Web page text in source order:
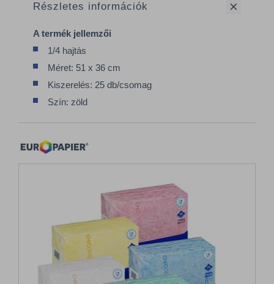
Részletes információk
A termék jellemzői
1/4 hajtás
Méret: 51 x 36 cm
Kiszerelés: 25 db/csomag
Szín: zöld